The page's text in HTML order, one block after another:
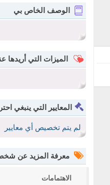
الوصف الخاص بي
الميزات التي أريدها
المعايير التي ينبغي
لم يتم تخصيص أي معايير
معرفة المزيد عن
الاهتمامات